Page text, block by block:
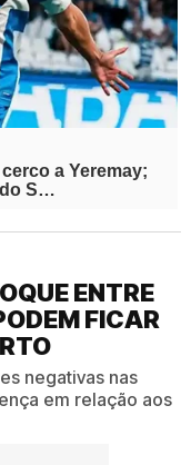
ENTRE
FICAR
negativas nas
em relação aos